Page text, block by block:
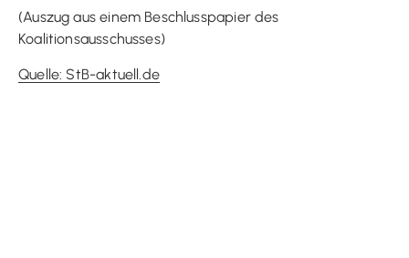
(Auszug aus einem Beschlusspapier des
Koalitionsausschusses)
Quelle: StB-aktuell.de